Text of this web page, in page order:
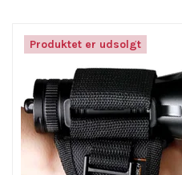
Produktet er udsolgt